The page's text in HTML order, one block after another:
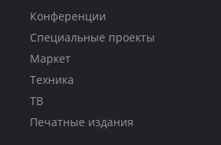
Конференции
Специальные проекты
Маркет
Техника
ТВ
Печатные издания